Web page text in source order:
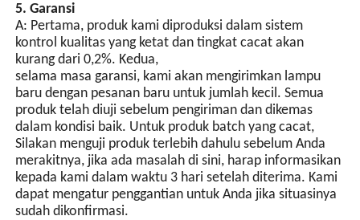
5. Garansi
A: Pertama, produk kami diproduksi dalam sistem
kontrol kualitas yang ketat dan tingkat cacat akan
kurang dari 0,2%. Kedua,
selama masa garansi, kami akan mengirimkan lampu
baru dengan pesanan baru untuk jumlah kecil. Semua
produk telah diuji sebelum pengiriman dan dikemas
dalam kondisi baik. Untuk produk batch yang cacat,
Silakan menguji produk terlebih dahulu sebelum Anda
merakitnya, jika ada masalah di sini, harap informasikan
kepada kami dalam waktu 3 hari setelah diterima. Kami
dapat mengatur penggantian untuk Anda jika situasinya
sudah dikonfirmasi.